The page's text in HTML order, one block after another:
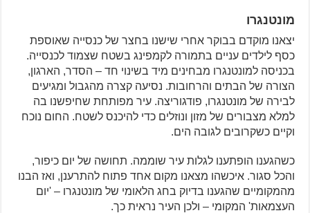
מונטנגרו
יצאנו מוקדם בבוקר אחרי שישנו בחצר של כנסייה שאוספת
כסף לילדים עניים בתמורה לקמפינג בשטח שצמוד לכנסייה.
בכניסה למונטנגרו מבחינים מיד בשינוי חד – הסדר, הארגון,
הצורה של הבתים והרחובות. נסיעה קצרה מהגבול ומגיעים
לבירה של מונטנגרו, פודגוריצה. עיר מפותחת שחיפשנו בה
למלא מצבורים של מזון ונוזלים כדי להיכנס לשטח. החום נוכח
וקיים כשקרובים לגובה הים.
כשהגענו הופתענו לגלות עיר שוממה. תחושה של יום כיפור,
והכל סגור. איכשהו מצאנו מקום אחד פתוח להתרענן, ואז הבנו
מהמקומיים שהגענו בדיוק בחג הלאומי של מונטנגרו – 'יום
העצמאות' המקומי – ולכן העיר נראית כך.